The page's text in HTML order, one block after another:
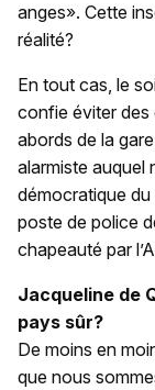
anges». Cette
réalité?
En tout cas, le
confie éviter des
abords de la
alarmiste auquel
démocratique
poste de police
chapeauté par
Jacqueline de
pays sûr?
De moins en
que nous